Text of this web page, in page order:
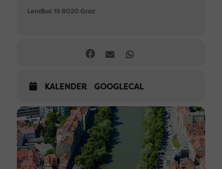
Lendkai 19 8020 Graz
KALENDER GOOGLECAL